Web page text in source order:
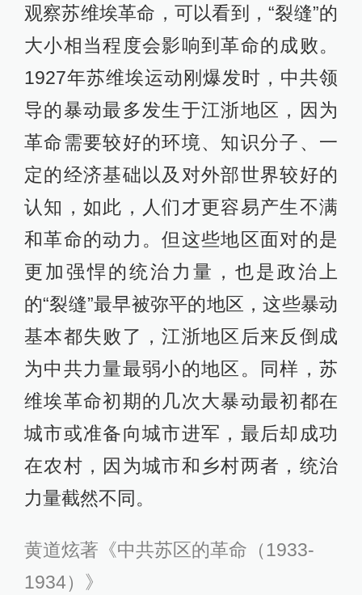
观察苏维埃革命，可以看到，“裂缝”的
大小相当程度会影响到革命的成败。
1927年苏维埃运动刚爆发时，中共领
导的暴动最多发生于江浙地区，因为
革命需要较好的环境、知识分子、一
定的经济基础以及对外部世界较好的
认知，如此，人们才更容易产生不满
和革命的动力。但这些地区面对的是
更加强悍的统治力量，也是政治上
的“裂缝”最早被弥平的地区，这些暴动
基本都失败了，江浙地区后来反倒成
为中共力量最弱小的地区。同样，苏
维埃革命初期的几次大暴动最初都在
城市或准备向城市进军，最后却成功
在农村，因为城市和乡村两者，统治
力量截然不同。
黄道炫著《中共苏区的革命（1933-
1934）》